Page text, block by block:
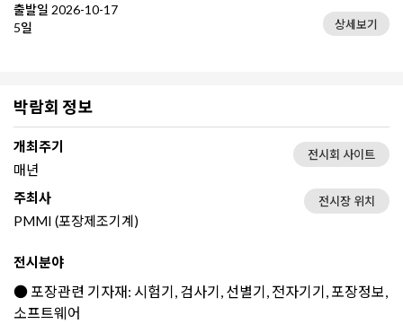
출발일 2026-10-17
5일
상세보기
박람회 정보
개최주기
매년
전시회 사이트
주최사
PMMI (포장제조기계)
전시장 위치
전시분야
● 포장관련 기자재: 시험기, 검사기, 선별기, 전자기기, 포장정보,
소프트웨어